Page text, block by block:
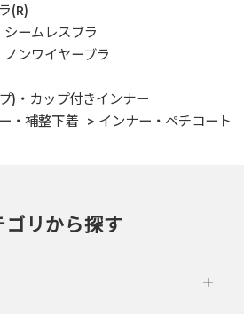
(R)
シームレスブラ
ノンワイヤーブラ
)・カップ付きインナー
・補整下着 インナー・ペチコート
ゴリから探す